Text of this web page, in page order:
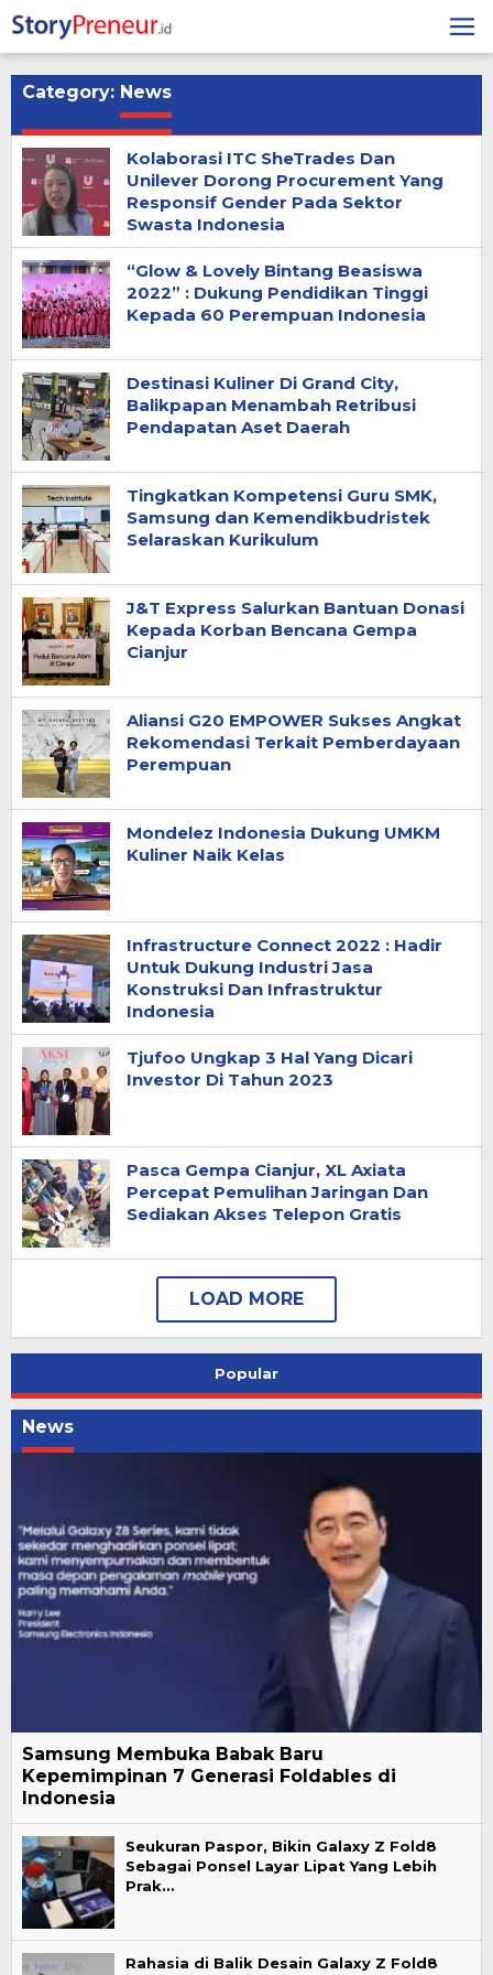
to
content
Category: News
Kolaborasi ITC SheTrades Dan
Unilever Dorong Procurement Yang
Responsif Gender Pada Sektor
Swasta Indonesia
“Glow & Lovely Bintang Beasiswa
2022” : Dukung Pendidikan Tinggi
Kepada 60 Perempuan Indonesia
Destinasi Kuliner Di Grand City,
Balikpapan Menambah Retribusi
Pendapatan Aset Daerah
Tingkatkan Kompetensi Guru SMK,
Samsung dan Kemendikbudristek
Selaraskan Kurikulum
J&T Express Salurkan Bantuan Donasi
Kepada Korban Bencana Gempa
Cianjur
Aliansi G20 EMPOWER Sukses Angkat
Rekomendasi Terkait Pemberdayaan
Perempuan
Mondelez Indonesia Dukung UMKM
Kuliner Naik Kelas
Infrastructure Connect 2022 : Hadir
Untuk Dukung Industri Jasa
Konstruksi Dan Infrastruktur
Indonesia
Tjufoo Ungkap 3 Hal Yang Dicari
Investor Di Tahun 2023
Pasca Gempa Cianjur, XL Axiata
Percepat Pemulihan Jaringan Dan
Sediakan Akses Telepon Gratis
Popular
News
Samsung Membuka Babak Baru
Kepemimpinan 7 Generasi Foldables di
Indonesia
Seukuran Paspor, Bikin Galaxy Z Fold8
Sebagai Ponsel Layar Lipat Yang Lebih
Prak…
Rahasia di Balik Desain Galaxy Z Fold8